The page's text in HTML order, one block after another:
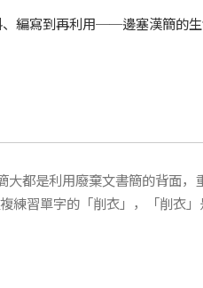
、編寫到再利用──邊塞漢簡的
大都是利用廢棄文書簡的背面
練習單字的「削衣」，「削衣」